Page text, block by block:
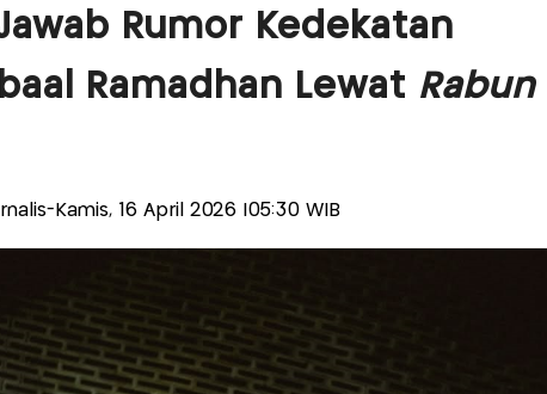
Rumor Kedekatan
Ramadhan Lewat Rabun
Kamis, 16 April 2026 |05:30 WIB